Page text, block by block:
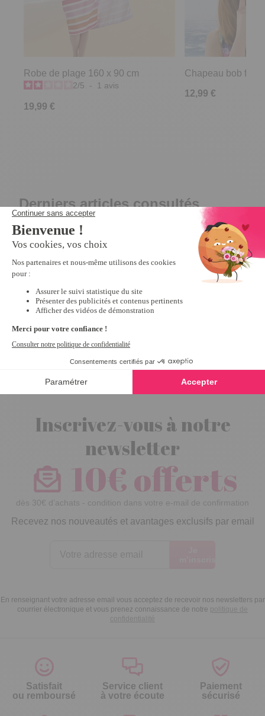
Robe de plage 160 x 90 cm
2/5 - 1 avis
19,99 €
Chapeau bob fleuri
12,99 €
Derniers articles consultés
Pantalon
élastiqué Noir -
Inscrivez-vous à notre
newsletter
10€ offerts
dès 30€ d’achats - condition dans votre e-mail de confirmation
Recevez nos nouveautés et avantages exclusifs par email
En renseignant votre adresse email vous acceptez de recevoir nos newsletters par
courrier électronique et vous prenez connaissance de notre politique de
confidentialité
Satisfait
ou remboursé
Service client
à votre écoute
Paiement
sécurisé